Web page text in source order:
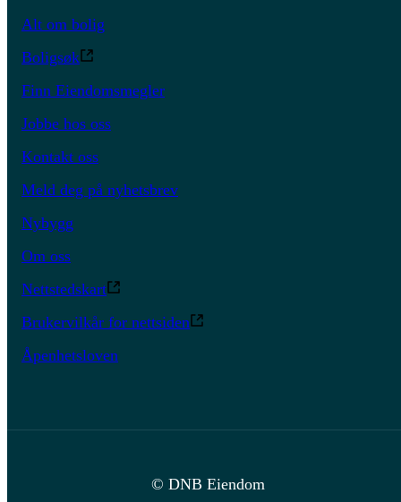
Alt om bolig
Boligsøk
Finn Eiendomsmegler
Jobbe hos oss
Kontakt oss
Meld deg på nyhetsbrev
Nybygg
Om oss
Nettstedskart
Brukervilkår for nettsiden
Åpenhetsloven
© DNB Eiendom